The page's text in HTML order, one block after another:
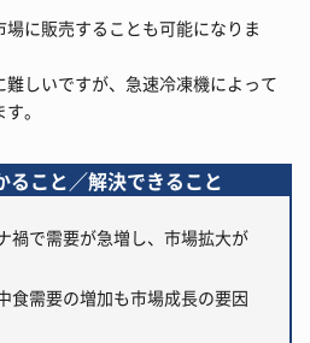
に販売することも可能になりま
しいですが、急速冷凍機によって
。
ること／解決できること
禍で需要が急増し、市場拡大が
食需要の増加も市場成長の要因